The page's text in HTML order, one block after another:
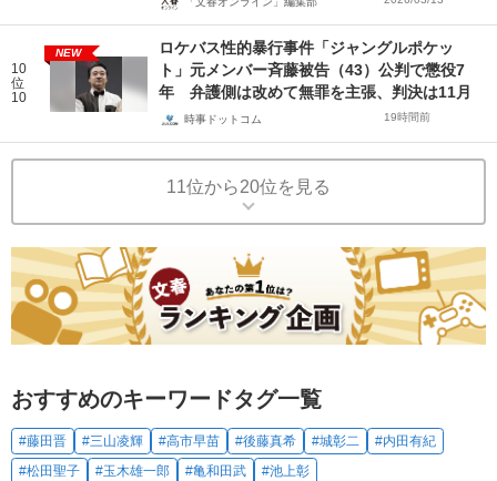
10
位
10
NEW
ロケバス性的暴行事件「ジャングルポケッ
ト」元メンバー斉藤被告（43）公判で懲役7
年 弁護側は改めて無罪を主張、判決は11月
時事ドットコム 19時間前
11位から20位を見る
おすすめのキーワードタグ一覧
#藤田晋 #三山凌輝 #高市早苗 #後藤真希 #城彰二
#内田有紀
#松田聖子
#玉木雄一郎 #亀和田武 #池上彰